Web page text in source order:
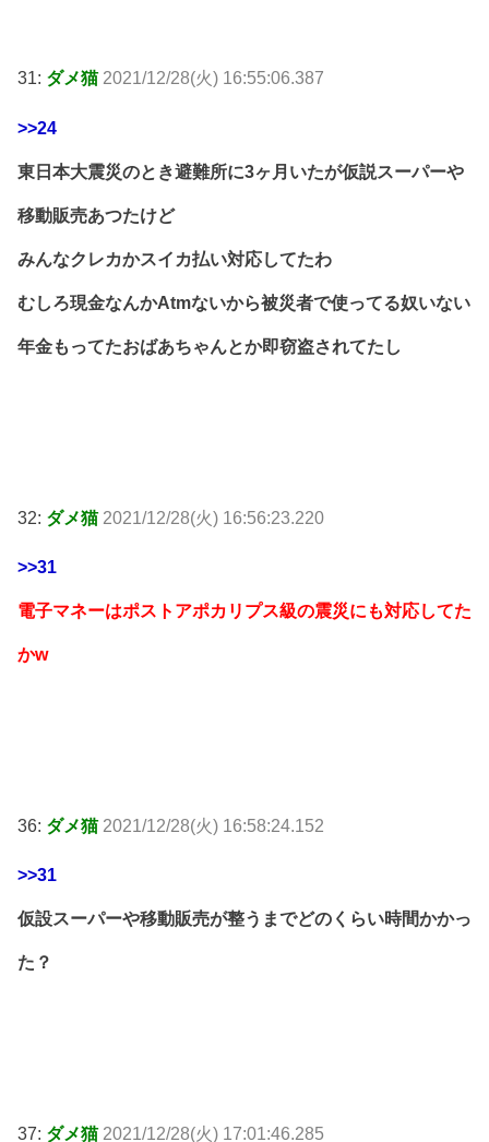
31: ダメ猫 2021/12/28(火) 16:55:06.387
>>24
東日本大震災のとき避難所に3ヶ月いたが仮説スーパーや
移動販売あつたけど
みんなクレカかスイカ払い対応してたわ
むしろ現金なんかAtmないから被災者で使ってる奴いない
年金もってたおばあちゃんとか即窃盗されてたし
32: ダメ猫 2021/12/28(火) 16:56:23.220
>>31
電子マネーはポストアポカリプス級の震災にも対応してた
かw
36: ダメ猫 2021/12/28(火) 16:58:24.152
>>31
仮設スーパーや移動販売が整うまでどのくらい時間かかっ
た？
37: ダメ猫 2021/12/28(火) 17:01:46.285